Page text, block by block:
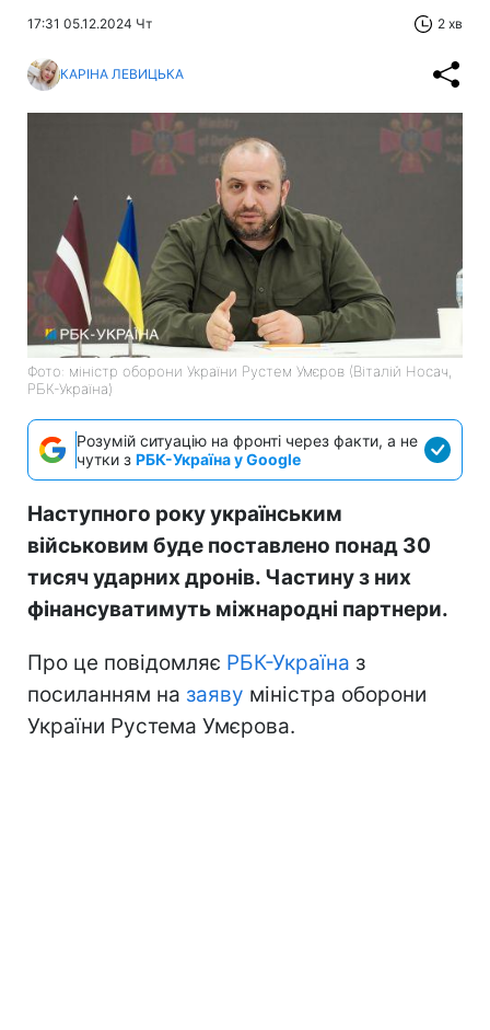
17:31 05.12.2024 Чт 2 хв
КАРІНА ЛЕВИЦЬКА
Фото: міністр оборони України Рустем Умєров (Віталій Носач,
РБК-Україна)
Розумій ситуацію на фронті через факти, а не
чутки з РБК-Україна у Google
Наступного року українським
військовим буде поставлено понад 30
тисяч ударних дронів. Частину з них
фінансуватимуть міжнародні партнери.
Про це повідомляє РБК-Україна з
посиланням на заяву міністра оборони
України Рустема Умєрова.